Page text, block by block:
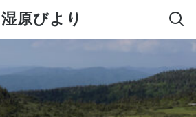
湿原びより